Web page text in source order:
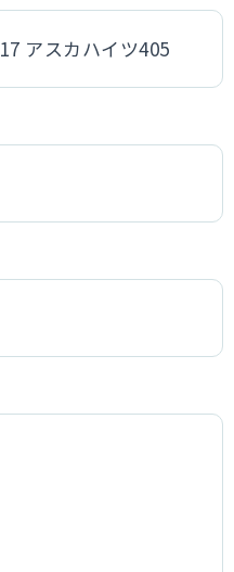
アスカハイツ405